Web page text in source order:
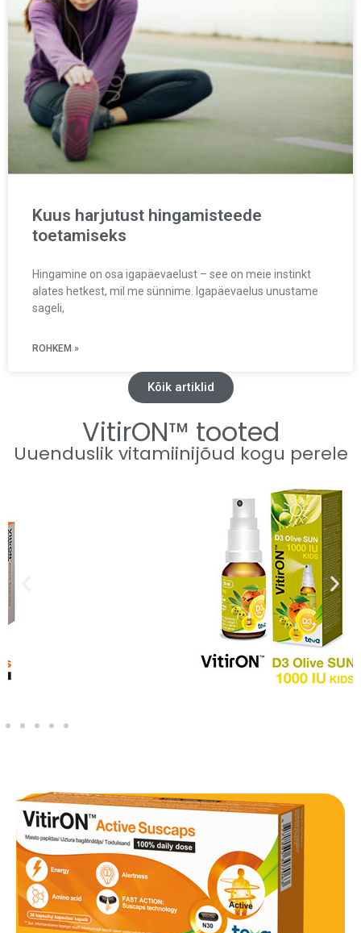
Kuus harjutust hingamisteede
toetamiseks
Hingamine on osa igapäevaelust – see on meie instinkt
alates hetkest, mil me sünnime. Igapäevaelus unustame
sageli,
ROHKEM »
Kõik artiklid
VitirON™ tooted
Uuenduslik vitamiinijõud kogu perele